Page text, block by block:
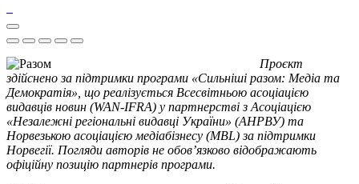
Проєкт
здійснено за підтримки програми «Сильніші разом: Медіа та
Демократія», що реалізується Всесвітньою асоціацією
видавців новин (WAN-IFRA) у партнерстві з Асоціацією
«Незалежні регіональні видавці України» (АНРВУ) та
Норвезькою асоціацією медіабізнесу (MBL) за підтримки
Норвегії. Погляди авторів не обов’язково відображають
офіційну позицію партнерів програми.